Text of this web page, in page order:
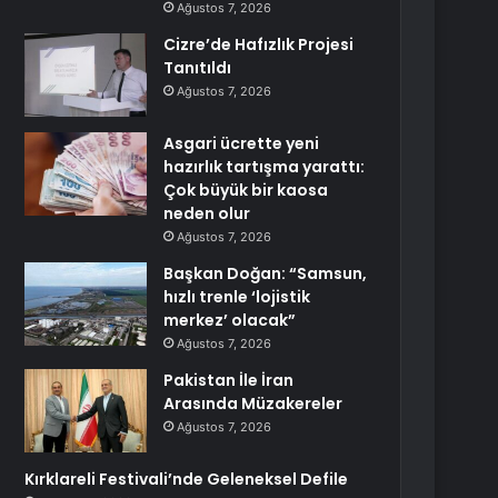
Ağustos 7, 2026
Cizre’de Hafızlık Projesi
Tanıtıldı
Ağustos 7, 2026
Asgari ücrette yeni
hazırlık tartışma yarattı:
Çok büyük bir kaosa
neden olur
Ağustos 7, 2026
Başkan Doğan: “Samsun,
hızlı trenle ‘lojistik
merkez’ olacak”
Ağustos 7, 2026
Pakistan İle İran
Arasında Müzakereler
Ağustos 7, 2026
Kırklareli Festivali’nde Geleneksel Defile